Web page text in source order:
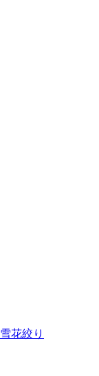
雪花絞り